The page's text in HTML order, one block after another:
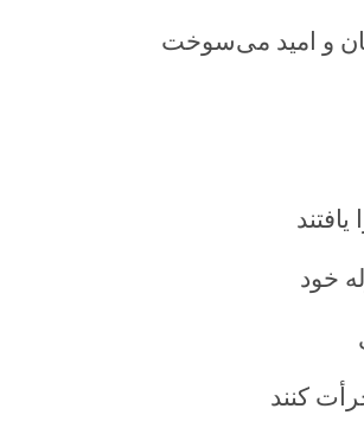
و اميد می‌سوخت
خود
کنند